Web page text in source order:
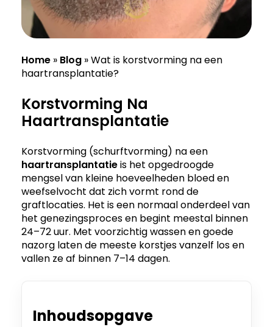
Home » Blog »Wat is korstvorming na een
haartransplantatie?
Korstvorming Na
Haartransplantatie
Korstvorming (schurftvorming) na een
haartransplantatieis het opgedroogde
mengsel van kleine hoeveelheden bloed en
weefselvocht dat zich vormt rond de
graftlocaties. Het is een normaal onderdeel van
het genezingsproces en begint meestal binnen
24–72 uur. Met voorzichtig wassen en goede
nazorg laten de meeste korstjes vanzelf los en
vallen ze af binnen 7–14 dagen.
Inhoudsopgave